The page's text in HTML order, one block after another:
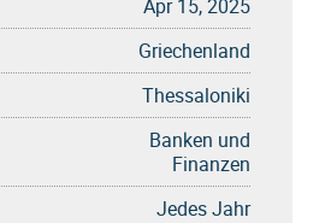
Apr 15, 2025
Griechenland
Thessaloniki
Banken und
Finanzen
Jedes Jahr